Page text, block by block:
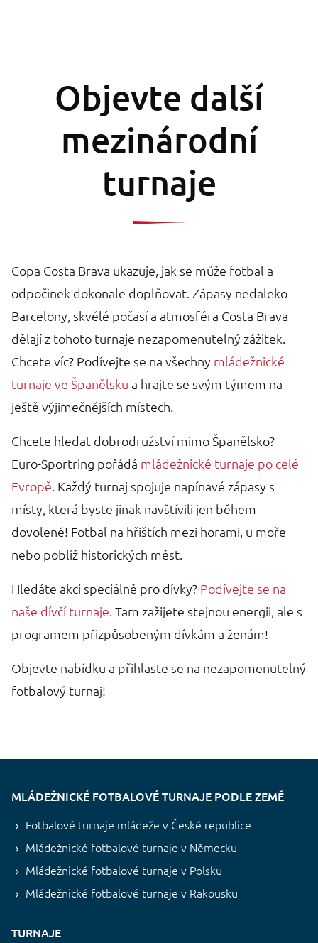
Objevte další
mezinárodní
turnaje
Copa Costa Brava ukazuje, jak se může fotbal a
odpočinek dokonale doplňovat. Zápasy nedaleko
Barcelony, skvělé počasí a atmosféra Costa Brava
dělají z tohoto turnaje nezapomenutelný zážitek.
Chcete víc? Podívejte se na všechny mládežnické
turnaje ve Španělsku a hrajte se svým týmem na
ještě výjimečnějších místech.
Chcete hledat dobrodružství mimo Španělsko?
Euro-Sportring pořádá mládežnické turnaje po celé
Evropě . Každý turnaj spojuje napínavé zápasy s
místy, která byste jinak navštívili jen během
dovolené! Fotbal na hřištích mezi horami, u moře
nebo poblíž historických měst.
Hledáte akci speciálně pro dívky? Podívejte se na
naše dívčí turnaje . Tam zažijete stejnou energii, ale s
programem přizpůsobeným dívkám a ženám!
Objevte nabídku a přihlaste se na nezapomenutelný
fotbalový turnaj!
MLÁDEŽNICKÉ FOTBALOVÉ TURNAJE PODLE ZEMĚ
Fotbalové turnaje mládeže v České republice
Mládežnické fotbalové turnaje v Německu
Mládežnické fotbalové turnaje v Polsku
Mládežnické fotbalové turnaje v Rakousku
TURNAJE